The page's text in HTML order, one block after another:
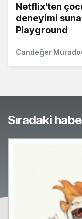
Netflix'ten
deneyimi
Playground
Candeğer
Sıradaki